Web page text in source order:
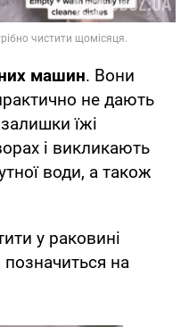
машин. Вони
не дають
їжі
і викликають
води, а також
у раковині
на